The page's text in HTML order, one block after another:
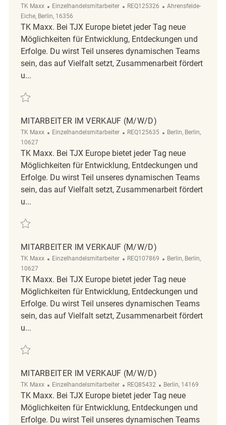
TK Maxx Kategorie
Einzelhandelsmitarbeiter ReqId
REQ125326 Ort
Ahrensfelde-
Eiche, Berlin, 16356
TK Maxx. Bei TJX Europe bietet jeder Tag neue
Möglichkeiten für Entwicklung, Entdeckungen und
Erfolge. Du wirst Teil unseres dynamischen Teams
sein, das auf Vielfalt setzt, Zusammenarbeit fördert
u...
Retten Mitarbeiter im Verkauf (m/w/d) REQ125326
MITARBEITER IM VERKAUF (M/W/D)
TK Maxx Kategorie
Einzelhandelsmitarbeiter ReqId
REQ125635 Ort
Berlin, Berlin,
10627
TK Maxx. Bei TJX Europe bietet jeder Tag neue
Möglichkeiten für Entwicklung, Entdeckungen und
Erfolge. Du wirst Teil unseres dynamischen Teams
sein, das auf Vielfalt setzt, Zusammenarbeit fördert
u...
Retten Mitarbeiter im Verkauf (m/w/d) REQ125635
MITARBEITER IM VERKAUF (M/W/D)
TK Maxx Kategorie
Einzelhandelsmitarbeiter ReqId
REQ107869 Ort
Berlin, Berlin,
10627
TK Maxx. Bei TJX Europe bietet jeder Tag neue
Möglichkeiten für Entwicklung, Entdeckungen und
Erfolge. Du wirst Teil unseres dynamischen Teams
sein, das auf Vielfalt setzt, Zusammenarbeit fördert
u...
Retten Mitarbeiter im Verkauf (m/w/d) REQ107869
MITARBEITER IM VERKAUF (M/W/D)
TK Maxx Kategorie
Einzelhandelsmitarbeiter ReqId
REQ85432 Ort
Berlin, 14169
TK Maxx. Bei TJX Europe bietet jeder Tag neue
Möglichkeiten für Entwicklung, Entdeckungen und
Erfolge. Du wirst Teil unseres dynamischen Teams